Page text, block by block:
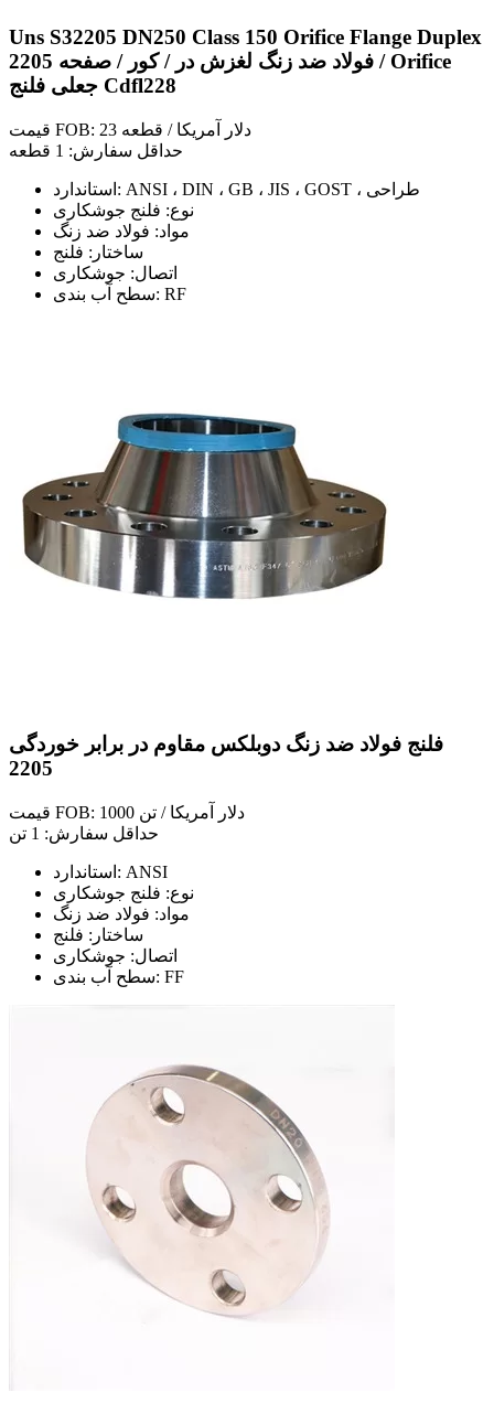
Uns S32205 DN250 Class 150 Orifice Flange Duplex
2205 فولاد ضد زنگ لغزش در / کور / صفحه / Orifice
جعلی فلنج Cdfl228
قیمت FOB: 23 دلار آمریکا / قطعه
حداقل سفارش: 1 قطعه
استاندارد: ANSI ، DIN ، GB ، JIS ، GOST ، طراحی
نوع: فلنج جوشکاری
مواد: فولاد ضد زنگ
ساختار: فلنج
اتصال: جوشکاری
سطح آب بندی: RF
فلنج فولاد ضد زنگ دوبلکس مقاوم در برابر خوردگی
2205
قیمت FOB: 1000 دلار آمریکا / تن
حداقل سفارش: 1 تن
استاندارد: ANSI
نوع: فلنج جوشکاری
مواد: فولاد ضد زنگ
ساختار: فلنج
اتصال: جوشکاری
سطح آب بندی: FF